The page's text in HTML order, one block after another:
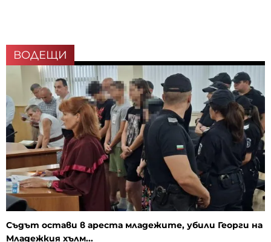
ВОДЕЩИ
Съдът остави в ареста младежите, убили Георги на
Младежкия хълм...